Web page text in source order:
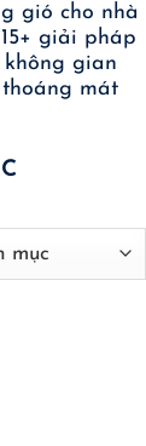
gió cho nhà
giải pháp
gian
thoáng mát